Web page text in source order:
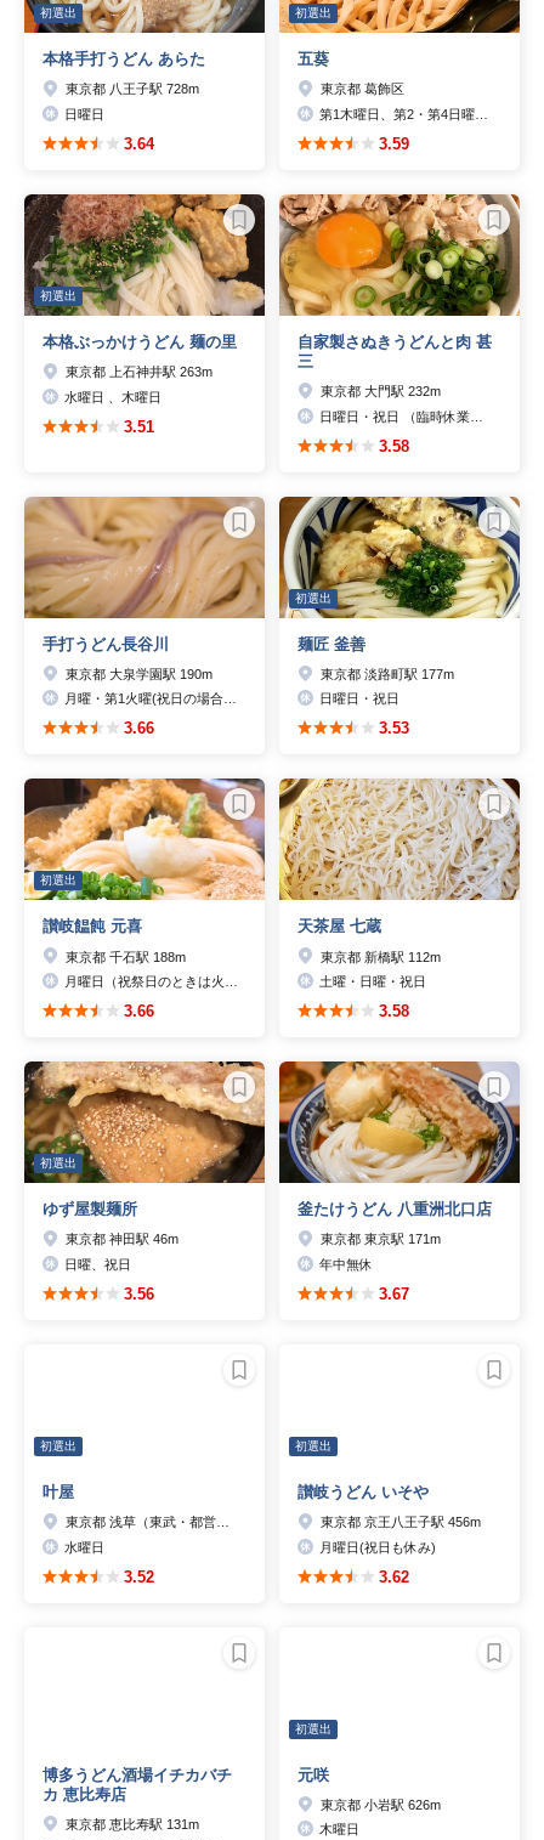
初選出
本格手打うどん あらた
東京都 八王子駅 728m
日曜日
3.64
初選出
五葵
東京都 葛飾区
3.59
初選出
本格ぶっかけうどん 麺の里
東京都 上石神井駅 263m
水曜日 、木曜日
3.51
自家製さぬきうどんと肉 甚
三
東京都 大門駅 232m
3.58
手打うどん長谷川
東京都 大泉学園駅 190m
3.66
初選出
麺匠 釜善
東京都 淡路町駅 177m
日曜日・祝日
3.53
初選出
讃岐饂飩 元喜
東京都 千石駅 188m
3.66
天茶屋 七蔵
東京都 新橋駅 112m
土曜・日曜・祝日
3.58
初選出
ゆず屋製麺所
東京都 神田駅 46m
日曜、祝日
3.56
釜たけうどん 八重洲北口店
東京都 東京駅 171m
年中無休
3.67
初選出
叶屋
水曜日
3.52
初選出
讃岐うどん いそや
東京都 京王八王子駅 456m
月曜日(祝日も休み)
3.62
博多うどん酒場イチカバチ
カ 恵比寿店
東京都 恵比寿駅 131m
初選出
元咲
東京都 小岩駅 626m
木曜日